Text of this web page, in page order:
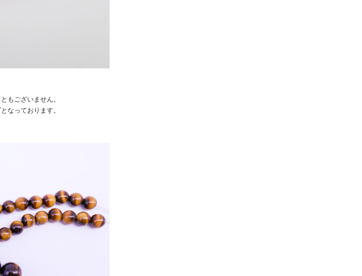
もございません。
なっております。